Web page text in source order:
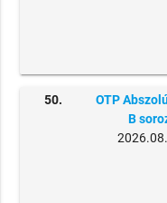
50.
OTP
B